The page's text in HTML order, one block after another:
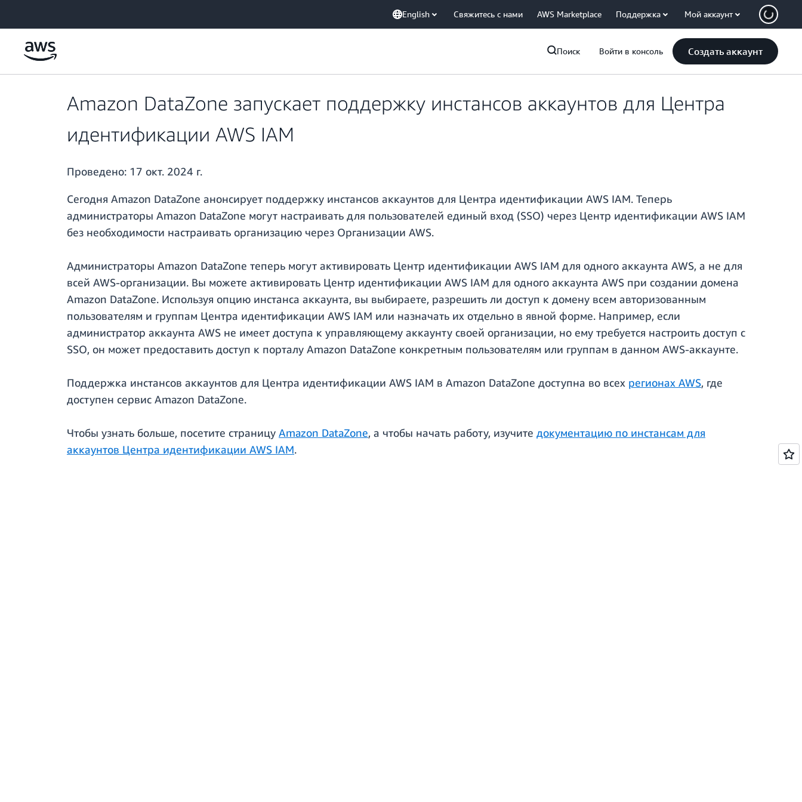
English Свяжитесь с нами AWS Marketplace Поддержка Мой аккаунт
Поиск Войти в консоль Создать аккаунт
Amazon DataZone запускает поддержку инстансов аккаунтов для Центра
идентификации AWS IAM
Проведено: 17 окт. 2024 г.
Сегодня Amazon DataZone анонсирует поддержку инстансов аккаунтов для Центра идентификации AWS IAM. Теперь
администраторы Amazon DataZone могут настраивать для пользователей единый вход (SSO) через Центр идентификации AWS IAM
без необходимости настраивать организацию через Организации AWS.
Администраторы Amazon DataZone теперь могут активировать Центр идентификации AWS IAM для одного аккаунта AWS, а не для
всей AWS-организации. Вы можете активировать Центр идентификации AWS IAM для одного аккаунта AWS при создании домена
Amazon DataZone. Используя опцию инстанса аккаунта, вы выбираете, разрешить ли доступ к домену всем авторизованным
пользователям и группам Центра идентификации AWS IAM или назначать их отдельно в явной форме. Например, если
администратор аккаунта AWS не имеет доступа к управляющему аккаунту своей организации, но ему требуется настроить доступ с
SSO, он может предоставить доступ к порталу Amazon DataZone конкретным пользователям или группам в данном AWS-аккаунте.
Поддержка инстансов аккаунтов для Центра идентификации AWS IAM в Amazon DataZone доступна во всех регионах AWS, где
доступен сервис Amazon DataZone.
Чтобы узнать больше, посетите страницу Amazon DataZone, а чтобы начать работу, изучите документацию по инстансам для
аккаунтов Центра идентификации AWS IAM.